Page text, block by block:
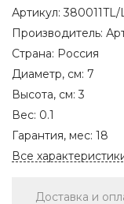
Артикул:
Производитель:
Страна: Россия
Диаметр, см: 7
Высота, см:3
Вес: 0.1
Гарантия, мес: 18
Все
Доставка и